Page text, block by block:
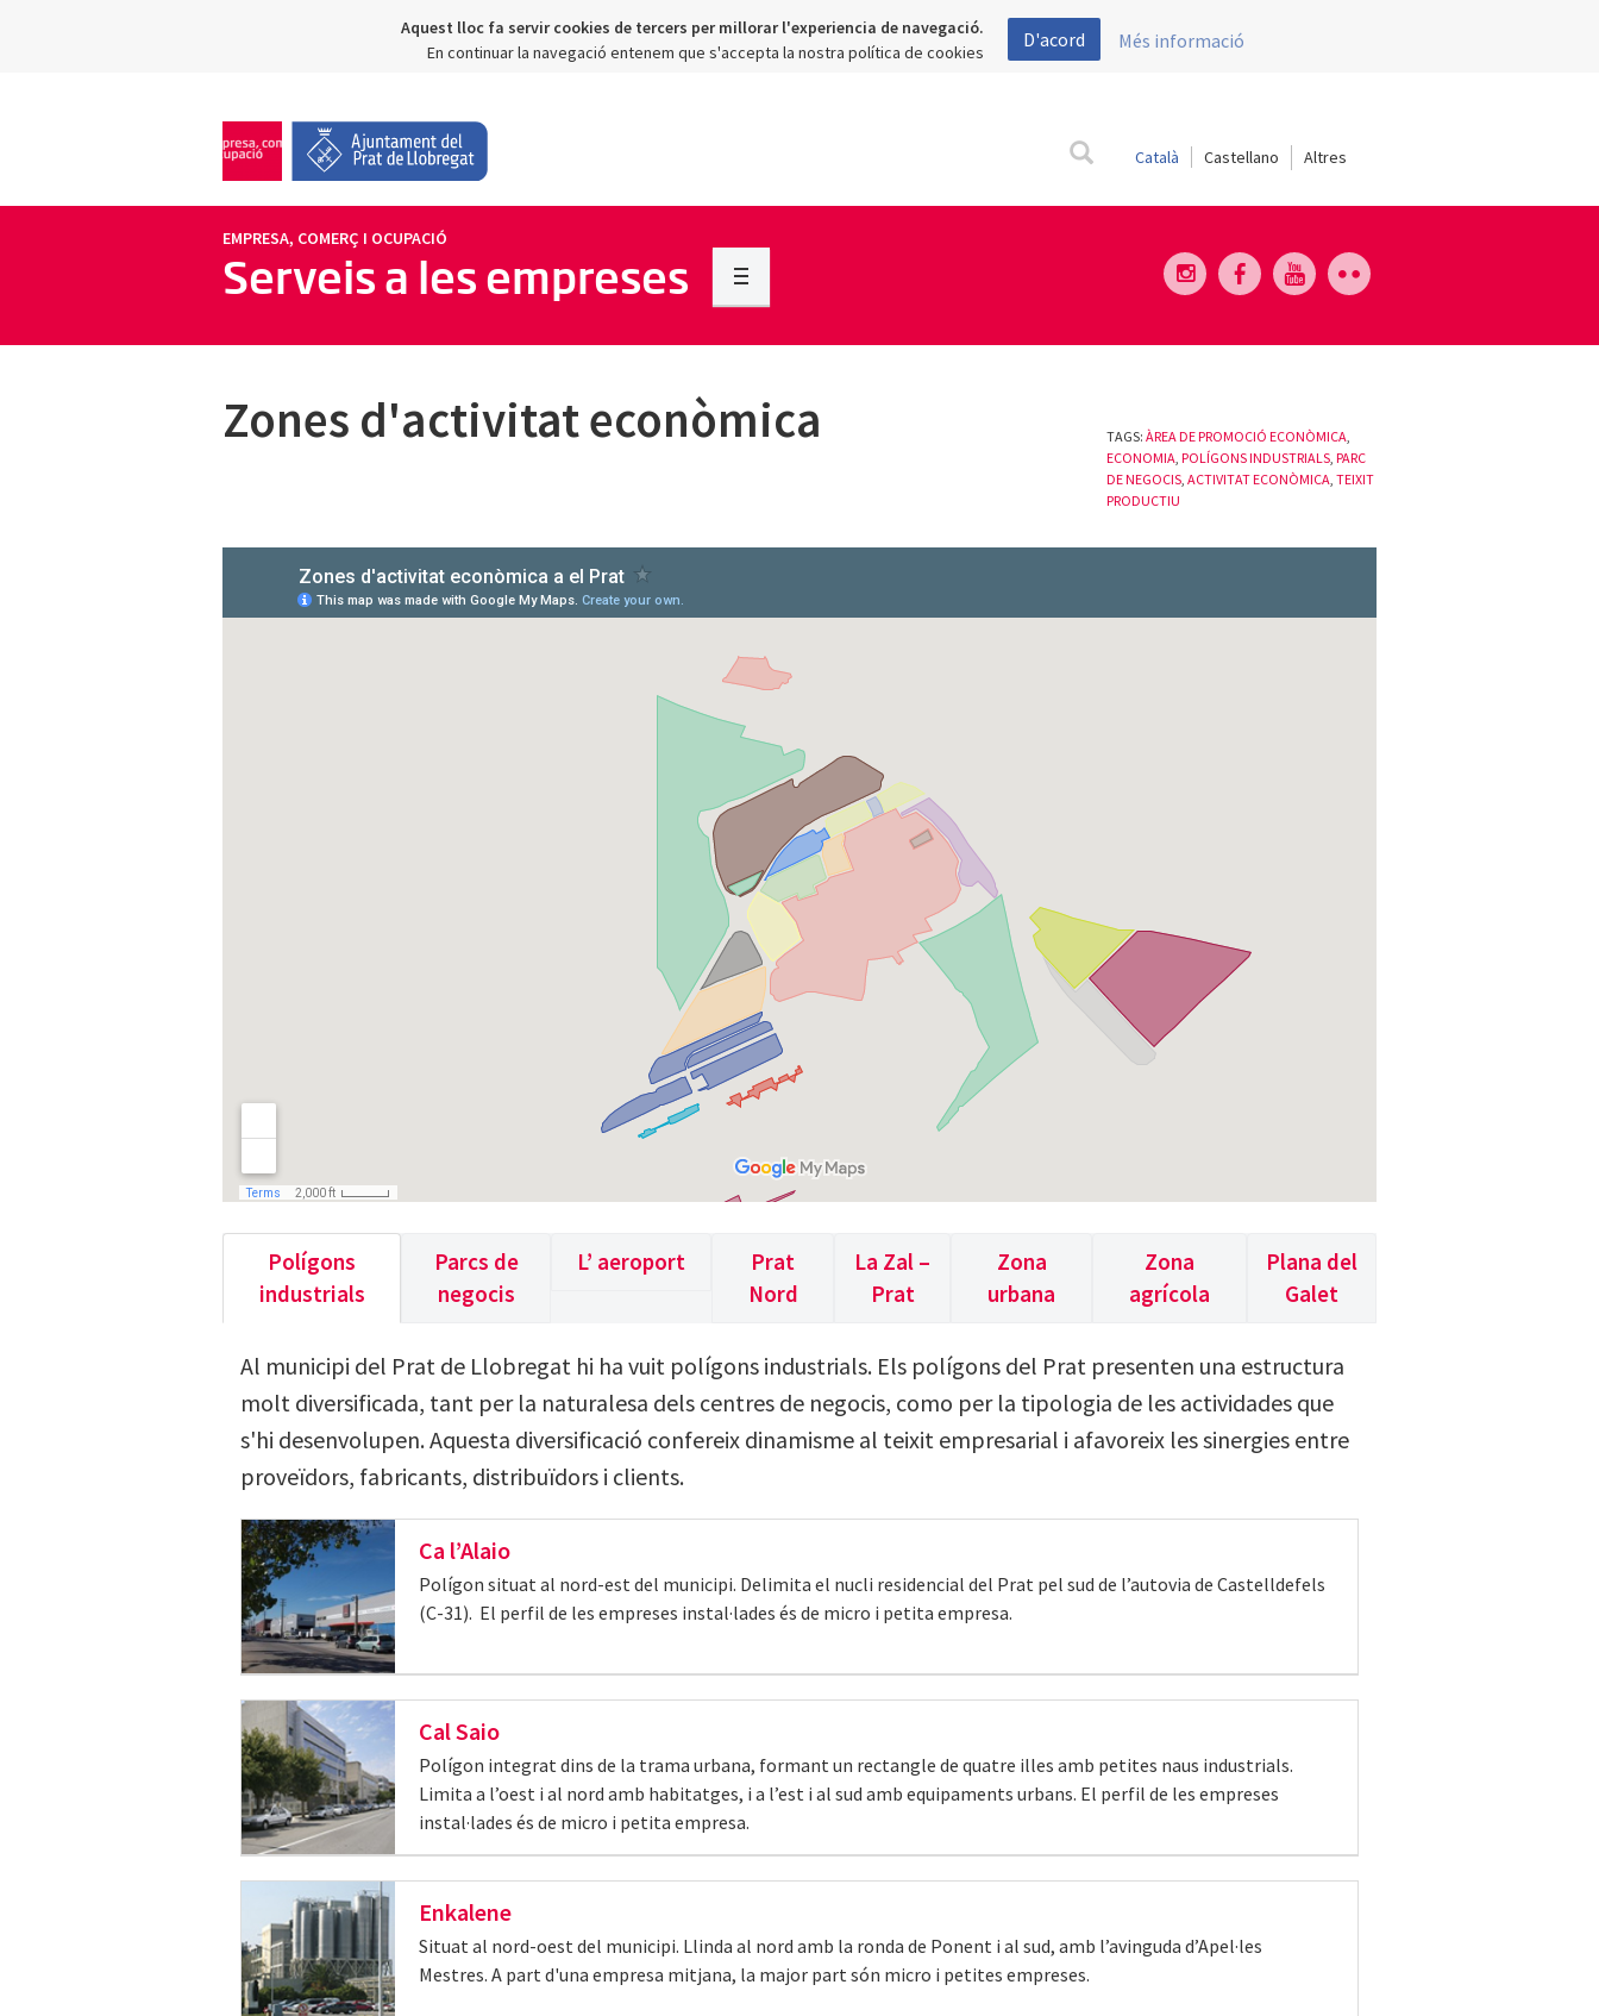
Aquest lloc fa servir cookies de tercers per millorar l'experiencia de navegació.
En continuar la navegació entenem que s'accepta la nostra política de cookies
D'acord Més informació
Català Castellano
EMPRESA, COMERÇ I OCUPACIÓ
Serveis a les empreses
Zones d'activitat econòmica TAGS: ÀREA DE PROMOCIÓ ECONÒMICA,
ECONOMIA, POLÍGONS INDUSTRIALS, PARC
DE NEGOCIS, ACTIVITAT ECONÒMICA, TEIXIT
PRODUCTIU
Polígons
industrials
Parcs de
negocis
L’ aeroport
Prat
Nord
La Zal –
Prat
Zona
urbana
Zona
agrícola
Plana del
Galet
Al municipi del Prat de Llobregat hi ha vuit polígons industrials. Els polígons del Prat presenten una estructura
molt diversificada, tant per la naturalesa dels centres de negocis, como per la tipologia de les actividades que
s'hi desenvolupen. Aquesta diversificació confereix dinamisme al teixit empresarial i afavoreix les sinergies entre
proveïdors, fabricants, distribuïdors i clients.
Ca l’Alaio
Polígon situat al nord-est del municipi. Delimita el nucli residencial del Prat pel sud de l’autovia de Castelldefels
(C-31). El perfil de les empreses instal·lades és de micro i petita empresa.
Cal Saio
Polígon integrat dins de la trama urbana, formant un rectangle de quatre illes amb petites naus industrials.
Limita a l’oest i al nord amb habitatges, i a l’est i al sud amb equipaments urbans. El perfil de les empreses
instal·lades és de micro i petita empresa.
Enkalene
Situat al nord-oest del municipi. Llinda al nord amb la ronda de Ponent i al sud, amb l’avinguda d’Apel·les
Mestres. A part d'una empresa mitjana, la major part són micro i petites empreses.